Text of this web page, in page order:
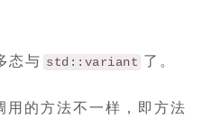
态与 std::variant 了。
的方法不一样，即方法